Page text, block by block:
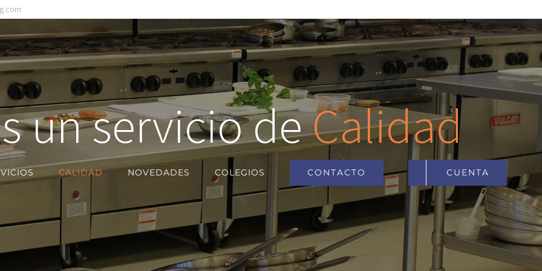
CALIDAD NOVEDADES COLEGIOS CONTACTO CUENTA
un servicio deCalidad